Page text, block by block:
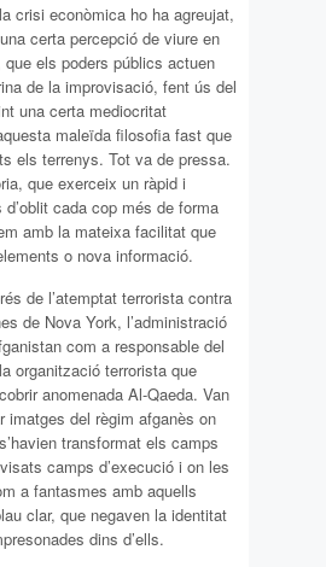
crisi econòmica ho ha agreujat,
certa percepció de viure en
els poders públics actuen
de la improvisació, fent ús del
una certa mediocritat
maleïda filosofia fast que
els terrenys. Tot va de pressa.
que exerceix un ràpid i
cada cop més de forma
amb la mateixa facilitat que
o nova informació.
de l’atemptat terrorista contra
de Nova York, l’administració
com a responsable del
organització terrorista que
anomenada Al-Qaeda. Van
imatges del règim afganès on
transformat els camps
camps d’execució i on les
a fantasmes amb aquells
clar, que negaven la identitat
dins d’ells.